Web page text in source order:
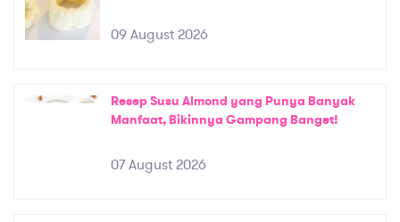
09 August 2026
Resep Susu Almond yang Punya Banyak
Manfaat, Bikinnya Gampang Banget!
07 August 2026